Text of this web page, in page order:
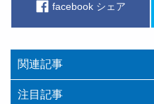
facebook シェア
関連記事
注目記事